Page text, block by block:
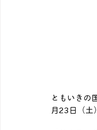
ともいきの
月23日（土